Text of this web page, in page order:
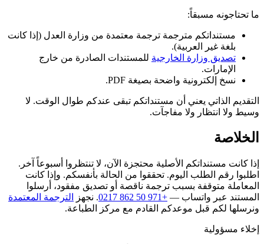
ما تحتاجونه مسبقاً:
مستنداتكم مترجمة ترجمة معتمدة من وزارة العدل (إذا كانت
بلغة غير العربية).
تصديق وزارة الخارجية للمستندات الصادرة من خارج
الإمارات.
نسخ إلكترونية واضحة بصيغة PDF.
التقديم الذاتي يعني أن مستنداتكم تبقى عندكم طوال الوقت. لا
وسيط ولا انتظار ولا مفاجآت.
الخلاصة
إذا كانت مستنداتكم الأصلية محتجزة الآن، لا تنتظروا أسبوعاً آخر.
اطلبوا رقم الطلب اليوم. تحققوا من الحالة بأنفسكم. وإذا كانت
المعاملة متوقفة بسبب ترجمة ناقصة أو تصديق مفقود، أرسلوا
المستند عبر واتساب — +971 50 862 0217 . نجهز
الترجمة المعتمدة
ونرسلها لكم قبل موعدكم القادم مع مركز الطباعة.
إخلاء مسؤولية